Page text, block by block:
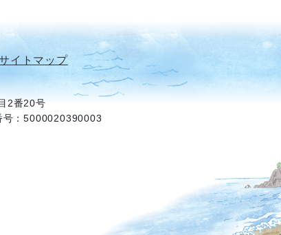
イトマップ
2番20号
号：5000020390003